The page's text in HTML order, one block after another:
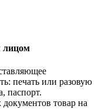
лицом
печать или разовую
паспорт.
товар на